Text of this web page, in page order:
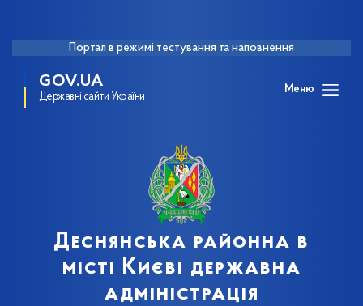
Портал в режимі тестування та наповнення
GOV.UA
Державні сайти України
Меню
Деснянська районна в
місті Києві державна
адміністрація